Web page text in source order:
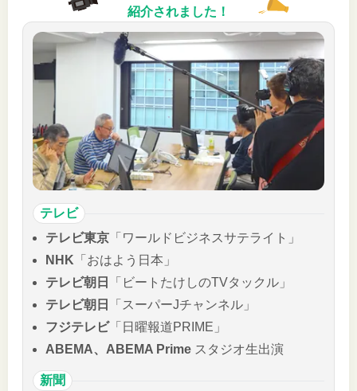
紹介されました！
テレビ
テレビ東京 「ワールドビジネスサテライト」
NHK 「おはよう日本」
テレビ朝日
「ビートたけしのTVタックル」
テレビ朝日
「スーパーJチャンネル」
フジテレビ「日曜報道PRIME」
ABEMA、ABEMA Prime スタジオ生出演
新聞